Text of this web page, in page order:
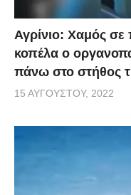
Αγρίνιο: Χαμός σε
κοπέλα ο
πάνω στο στήθος
15 ΑΥΓΟΎΣΤΟΥ, 2022